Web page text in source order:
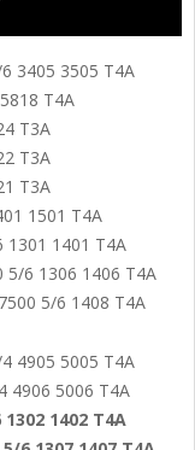
3405 3505 T4A
T4A
T3A
T3A
T3A
1501 T4A
1301 1401 T4A
5/6 1306 1406 T4A
5/6 1408 T4A
4905 5005 T4A
4906 5006 T4A
1402 T4A